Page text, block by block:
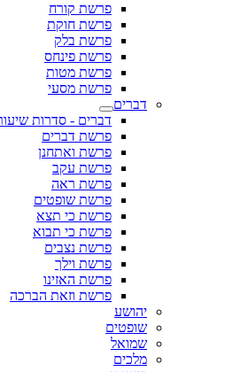
פרשת קורח
פרשת חוקת
פרשת בלק
פרשת פינחס
פרשת מטות
פרשת מסעי
דברים
דברים - סדרות
פרשת דברים
פרשת ואתחנן
פרשת עקב
פרשת ראה
פרשת שופטים
פרשת כי תצא
פרשת כי תבוא
פרשת נצבים
פרשת וילך
פרשת האזינו
פרשת וזאת הברכה
יהושע
שופטים
שמואל
מלכים